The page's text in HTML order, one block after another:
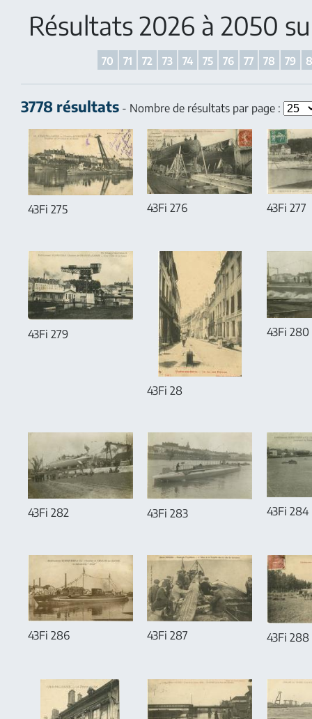
Résultats 2026 à 2050
70 71 72 73 74 75 76 77 78 79
3778 résultats- Nombre de résultats par page :
43Fi 275 43Fi 276 43Fi 277
43Fi 279
43Fi 28
43Fi 280
43Fi 282 43Fi 283 43Fi 284
43Fi 286 43Fi 287 43Fi 288